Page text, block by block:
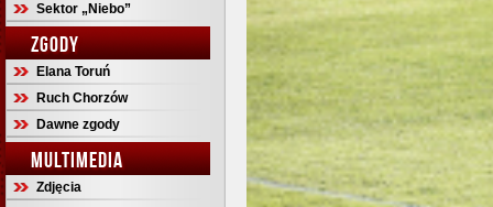
Sektor „Niebo”
ZGODY
Elana Toruń
Ruch Chorzów
Dawne zgody
MULTIMEDIA
Zdjęcia